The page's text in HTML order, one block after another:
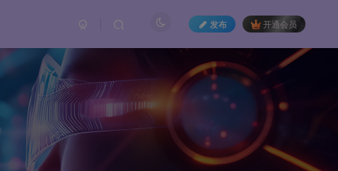
发布 开通会员